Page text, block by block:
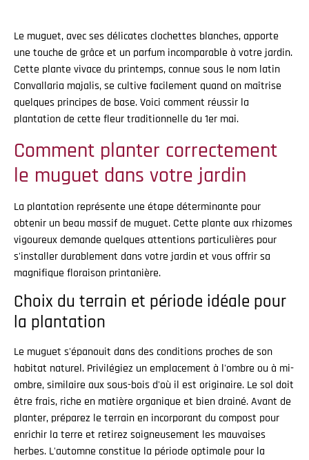
Le muguet, avec ses délicates clochettes blanches, apporte
une touche de grâce et un parfum incomparable à votre jardin.
Cette plante vivace du printemps, connue sous le nom latin
Convallaria majalis, se cultive facilement quand on maîtrise
quelques principes de base. Voici comment réussir la
plantation de cette fleur traditionnelle du 1er mai.
Comment planter correctement
le muguet dans votre jardin
La plantation représente une étape déterminante pour
obtenir un beau massif de muguet. Cette plante aux rhizomes
vigoureux demande quelques attentions particulières pour
s'installer durablement dans votre jardin et vous offrir sa
magnifique floraison printanière.
Choix du terrain et période idéale pour
la plantation
Le muguet s'épanouit dans des conditions proches de son
habitat naturel. Privilégiez un emplacement à l'ombre ou à mi-
ombre, similaire aux sous-bois d'où il est originaire. Le sol doit
être frais, riche en matière organique et bien drainé. Avant de
planter, préparez le terrain en incorporant du compost pour
enrichir la terre et retirez soigneusement les mauvaises
herbes. L'automne constitue la période optimale pour la